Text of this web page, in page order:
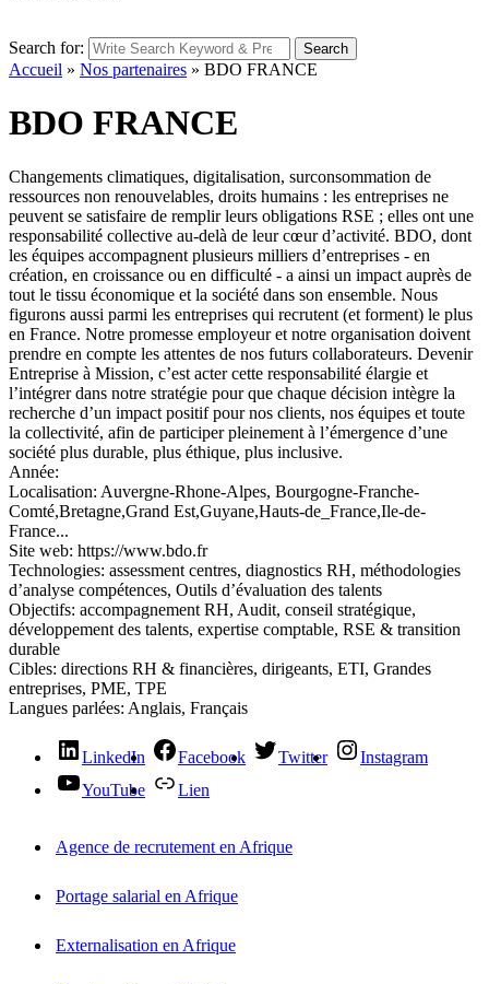
Search for: Search
Accueil » Nos partenaires » BDO FRANCE
BDO FRANCE
Changements climatiques, digitalisation, surconsommation de
ressources non renouvelables, droits humains : les entreprises ne
peuvent se satisfaire de remplir leurs obligations RSE ; elles ont une
responsabilité collective au-delà de leur cœur d’activité. BDO, dont
les équipes accompagnent plusieurs milliers d’entreprises - en
création, en croissance ou en difficulté - a ainsi un impact auprès de
tout le tissu économique et la société dans son ensemble. Nous
figurons aussi parmi les entreprises qui recrutent (et forment) le plus
en France. Notre promesse employeur et notre organisation doivent
prendre en compte les attentes de nos futurs collaborateurs. Devenir
Entreprise à Mission, c’est acter cette responsabilité élargie et
l’intégrer dans notre stratégie pour que chaque décision intègre la
recherche d’un impact positif pour nos clients, nos équipes et toute
la collectivité, afin de participer pleinement à l’émergence d’une
société plus durable, plus éthique, plus inclusive.
Année:
Localisation: Auvergne-Rhone-Alpes, Bourgogne-Franche-
Comté,Bretagne,Grand Est,Guyane,Hauts-de_France,Ile-de-
France...
Site web: https://www.bdo.fr
Technologies: assessment centres, diagnostics RH, méthodologies
d’analyse compétences, Outils d’évaluation des talents
Objectifs: accompagnement RH, Audit, conseil stratégique,
développement des talents, expertise comptable, RSE & transition
durable
Cibles: directions RH & financières, dirigeants, ETI, Grandes
entreprises, PME, TPE
Langues parlées: Anglais, Français
LinkedIn Facebook Twitter
Instagram
YouTube
Lien
Agence de recrutement en Afrique
Portage salarial en Afrique
Externalisation en Afrique